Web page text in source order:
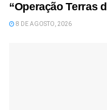
“Operação Terras
8 DE AGOSTO, 2026